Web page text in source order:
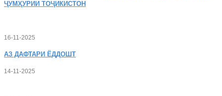
ҶУМҲУРИИ ТОҶИКИСТОН
16-11-2025
АЗ ДАФТАРИ ЁДДОШТ
14-11-2025